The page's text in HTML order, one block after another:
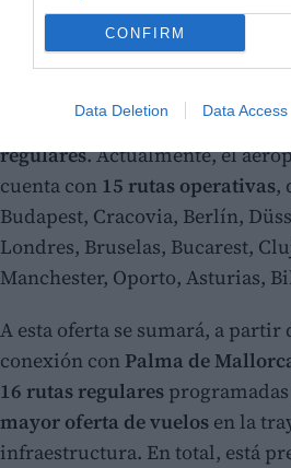
CONFIRM
Data Deletion Data Access
Quince rutas regulares
mano de laprogresiva
regulares. Actualmente, el
cuenta con 15 rutas operativas,
Budapest, Cracovia, Berlín,
Londres, Bruselas, Bucarest,
Manchester, Oporto, Asturias,
A esta oferta se sumará, a partir
conexión con Palma de
16 rutas regulares programadas
mayor oferta de vuelos en la
infraestructura. En total, está